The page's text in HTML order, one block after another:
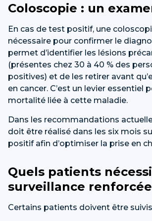
Coloscopie : un
En cas de test positif, une
nécessaire pour confirmer le
permet d’identifier les lésions
(présentes chez 30 à 40 % des
positives) et de les retirer avant
en cancer. C’est un levier essentiel
mortalité liée à cette maladie.
Dans les recommandations
doit être réalisé dans les six mois
positif afin d’optimiser la prise en
Quels patients
surveillance
Certains patients doivent être